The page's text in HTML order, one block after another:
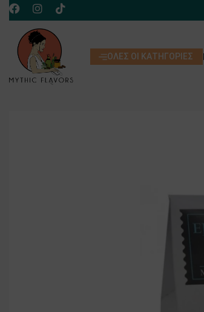
ΌΛΕΣ ΟΙ ΚΑΤΗΓΟΡΊΕΣ